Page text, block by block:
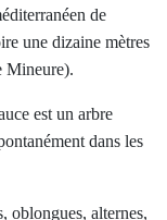
de
une dizaine mètres
Mineure).
est un arbre
dans les
oblongues, alternes,